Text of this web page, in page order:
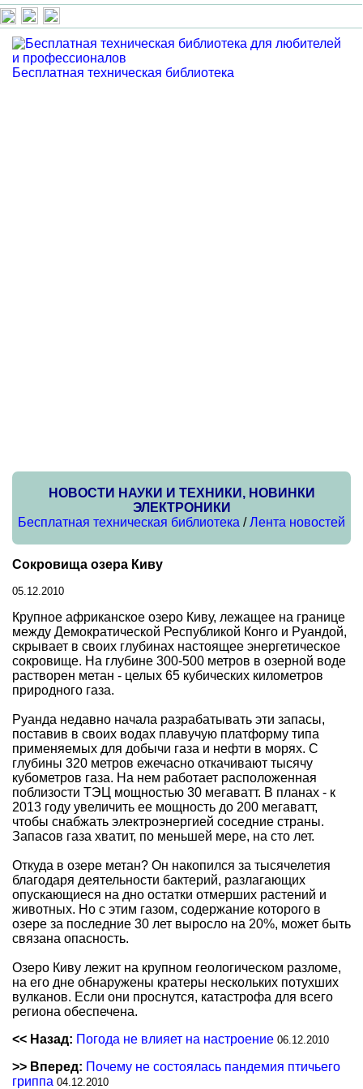
Бесплатная техническая библиотека
НОВОСТИ НАУКИ И ТЕХНИКИ, НОВИНКИ
ЭЛЕКТРОНИКИ
Бесплатная техническая библиотека /Лента новостей
Сокровища озера Киву
05.12.2010
Крупное африканское озеро Киву, лежащее на границе
между Демократической Республикой Конго и Руандой,
скрывает в своих глубинах настоящее энергетическое
сокровище. На глубине 300-500 метров в озерной воде
растворен метан - целых 65 кубических километров
природного газа.
Руанда недавно начала разрабатывать эти запасы,
поставив в своих водах плавучую платформу типа
применяемых для добычи газа и нефти в морях. С
глубины 320 метров ежечасно откачивают тысячу
кубометров газа. На нем работает расположенная
поблизости ТЭЦ мощностью 30 мегаватт. В планах - к
2013 году увеличить ее мощность до 200 мегаватт,
чтобы снабжать электроэнергией соседние страны.
Запасов газа хватит, по меньшей мере, на сто лет.
Откуда в озере метан? Он накопился за тысячелетия
благодаря деятельности бактерий, разлагающих
опускающиеся на дно остатки отмерших растений и
животных. Но с этим газом, содержание которого в
озере за последние 30 лет выросло на 20%, может быть
связана опасность.
Озеро Киву лежит на крупном геологическом разломе,
на его дне обнаружены кратеры нескольких потухших
вулканов. Если они проснутся, катастрофа для всего
региона обеспечена.
<< Назад: Погода не влияет на настроение 06.12.2010
>> Вперед: Почему не состоялась пандемия птичьего
гриппа 04.12.2010